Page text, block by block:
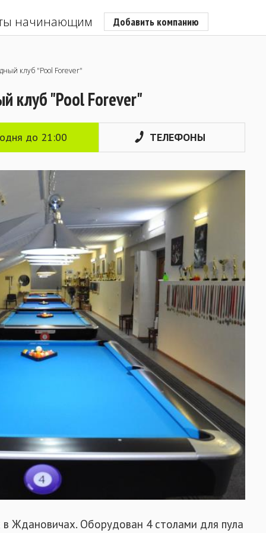
начинающим Добавить компанию
клуб "Pool Forever"
клуб "Pool Forever"
до 21:00 ТЕЛЕФОНЫ
Ждановичах. Оборудован 4 столами для пула